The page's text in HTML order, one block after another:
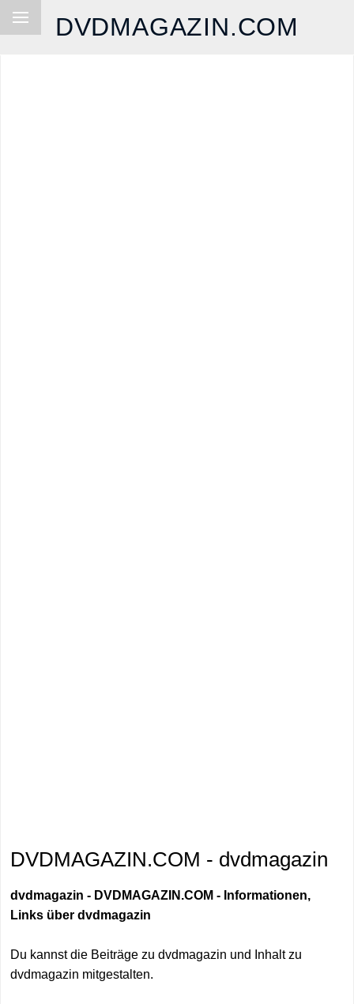
DVDMAGAZIN.COM
DVDMAGAZIN.COM - dvdmagazin
dvdmagazin - DVDMAGAZIN.COM - Informationen,
Links über dvdmagazin
Du kannst die Beiträge zu dvdmagazin und Inhalt zu
dvdmagazin mitgestalten.